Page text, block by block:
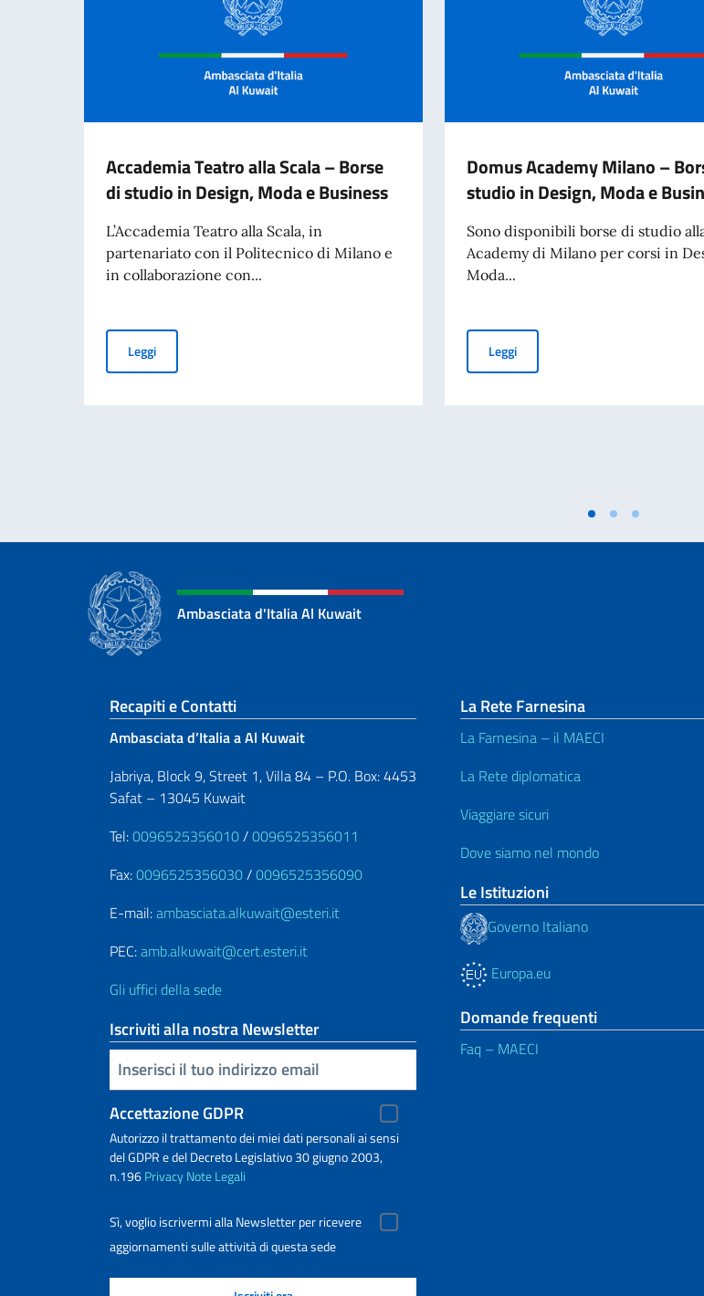
Accademia Teatro alla Scala – Borse
di studio in Design, Moda e Business
L’Accademia Teatro alla Scala, in
partenariato con il Politecnico di Milano e
in collaborazione con...
LeggiAccademia Teatro alla Scala – Borse di studio in Design, Moda e Business
Domus Academy Milano –
studio in Design, Moda e
Sono disponibili borse di studio
Academy di Milano per corsi in
Moda...
LeggiDomus Academy Milano – Borse
Ambasciata d'Italia Al Kuwait
Sezione footer
Recapiti e Contatti
Ambasciata d’Italia a Al Kuwait
Jabriya, Block 9, Street 1, Villa 84 – P.O. Box: 4453
Safat – 13045 Kuwait
Tel:0096525356010/0096525356011
Fax:0096525356030/0096525356090
E-mail:ambasciata.alkuwait@esteri.it
PEC:amb.alkuwait@cert.esteri.it
Gli uffici della sede
Iscriviti alla nostra Newsletter
Inserisci la tua email
Accettazione GDPR
Autorizzo il trattamento dei miei dati personali ai sensi
del GDPR e del Decreto Legislativo 30 giugno 2003,
n.196PrivacyNote Legali
Sì, voglio iscrivermi alla Newsletter per ricevere
aggiornamenti sulle attività di questa sede
La Rete Farnesina
La Farnesina – il MAECI
La Rete diplomatica
Viaggiare sicuri
Dove siamo nel mondo
Le Istituzioni
Governo Italiano
Europa.eu
Domande frequenti
Faq – MAECI